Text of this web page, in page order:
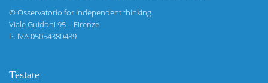
©Osservatorio for independent thinking
Viale Guidoni 95 – Firenze
P. IVA 05054380489
Testate